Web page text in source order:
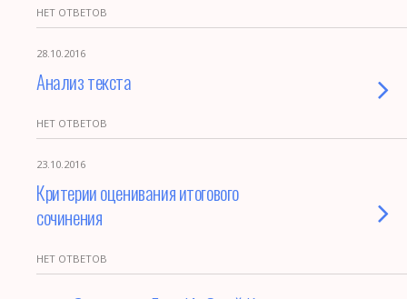
НЕТ ОТВЕТОВ
28.10.2016
Анализ текста
НЕТ ОТВЕТОВ
23.10.2016
Критерии оценивания итогового
сочинения
НЕТ ОТВЕТОВ